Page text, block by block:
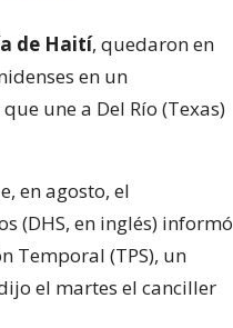
de Haití, quedaron en
en un
une a Del Río (Texas)
en agosto, el
(DHS, en inglés) informó
Temporal (TPS), un
el martes el canciller